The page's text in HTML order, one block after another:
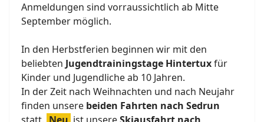
Anmeldungen sind vorraussichtlich ab Mitte
September möglich.
In den Herbstferien beginnen wir mit den
beliebten Jugendtrainingstage Hintertuxfür
Kinder und Jugendliche ab 10 Jahren.
In der Zeit nach Weihnachten und nach Neujahr
finden unsere beiden Fahrten nach Sedrun